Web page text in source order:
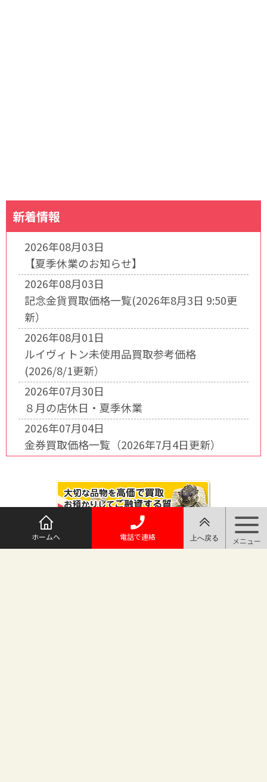
新着情報
2026年08月03日
【夏季休業のお知らせ】
2026年08月03日
記念金貨買取価格一覧(2026年8月3日 9:50更
新）
2026年08月01日
ルイヴィトン未使用品買取参考価格
(2026/8/1更新）
2026年07月30日
８月の店休日・夏季休業
2026年07月04日
金券買取価格一覧（2026年7月4日更新）
ホームへ 電話で連絡